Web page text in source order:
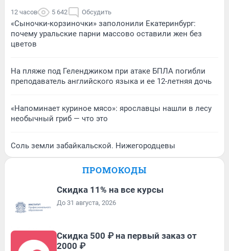
12 часов 5 642 Обсудить
«Сыночки-корзиночки» заполонили Екатеринбург:
почему уральские парни массово оставили жен без
цветов
На пляже под Геленджиком при атаке БПЛА погибли
преподаватель английского языка и ее 12-летняя дочь
«Напоминает куриное мясо»: ярославцы нашли в лесу
необычный гриб — что это
Соль земли забайкальской. Нижегородцевы
ПРОМОКОДЫ
Скидка 11% на все курсы
До 31 августа, 2026
Скидка 500 ₽ на первый заказ от
2000 ₽